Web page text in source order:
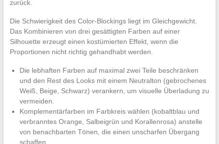
zurück.
Die Schwierigkeit des Color-Blockings liegt im Gleichgewicht.
Das Kombinieren von drei gesättigten Farben auf einer
Silhouette erzeugt einen kostümierten Effekt, wenn die
Proportionen nicht richtig gehandhabt werden.
Die lebhaften Farben auf maximal zwei Teile beschränken
und den Rest des Looks mit einem Neutralton (gebrochenes
Weiß, Beige, Schwarz) verankern, um visuelle Überladung zu
vermeiden.
Komplementärfarben im Farbkreis wählen (kobaltblau und
verbranntes Orange, Salbeigrün und Korallenrosa) anstelle
von benachbarten Tönen, die einen unscharfen Übergang
schaffen.